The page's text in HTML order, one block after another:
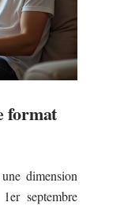
format
dimension
septembre